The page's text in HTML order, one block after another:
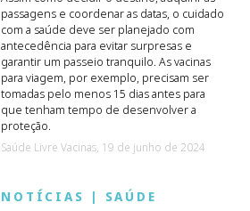
passagens e coordenar as datas, o cuidado
com a saúde deve ser planejado com
antecedência para evitar surpresas e
garantir um passeio tranquilo. As vacinas
para viagem, por exemplo, precisam ser
tomadas pelo menos 15 dias antes para
que tenham tempo de desenvolver a
proteção.
Saúde Livre Vacinas, 19 de junho de 2024
NOTÍCIAS | SAÚDE